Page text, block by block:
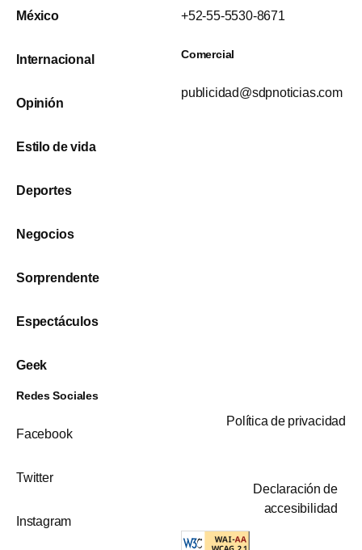
México
Internacional
Opinión
Estilo de vida
Deportes
Negocios
Sorprendente
Espectáculos
Geek
+52-55-5530-8671
Comercial
publicidad@sdpnoticias.com
Redes Sociales
Facebook
Twitter
Instagram
Política de privacidad
Declaración de
accesibilidad